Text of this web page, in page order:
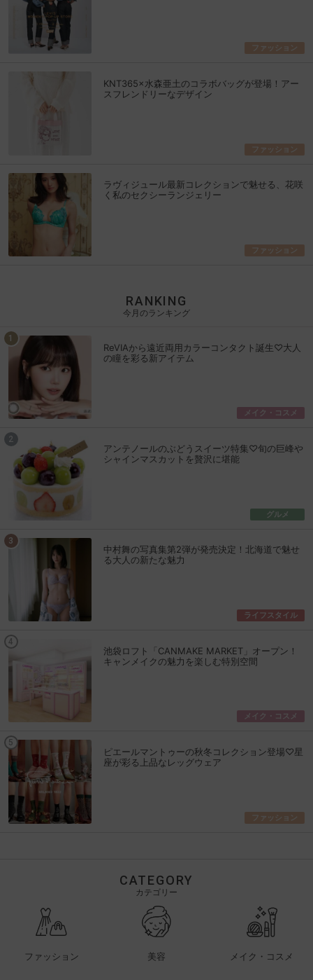
ファッション
KNT365×水森亜土のコラボバッグが登場！アー
スフレンドリーなデザイン
ファッション
ラヴィジュール最新コレクションで魅せる、花咲
く私のセクシーランジェリー
ファッション
RANKING
今月のランキング
ReVIAから遠近両用カラーコンタクト誕生♡大人
の瞳を彩る新アイテム
メイク・コスメ
アンテノールのぶどうスイーツ特集♡旬の巨峰や
シャインマスカットを贅沢に堪能
グルメ
中村舞の写真集第2弾が発売決定！北海道で魅せ
る大人の新たな魅力
ライフスタイル
池袋ロフト「CANMAKE MARKET」オープン！
キャンメイクの魅力を楽しむ特別空間
メイク・コスメ
ピエールマントゥーの秋冬コレクション登場♡星
座が彩る上品なレッグウェア
ファッション
CATEGORY
カテゴリー
ファッション 美容 メイク・コスメ